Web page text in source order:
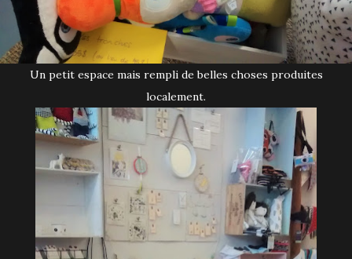
Un petit espace mais rempli de belles choses produites
localement.